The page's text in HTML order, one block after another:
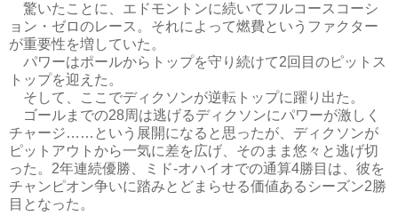
驚いたことに、エドモントンに続いてフルコースコーシ
ョン・ゼロのレース。それによって燃費というファクター
が重要性を増していた。
パワーはポールからトップを守り続けて2回目のピットス
トップを迎えた。
そして、ここでディクソンが逆転トップに躍り出た。
ゴールまでの28周は逃げるディクソンにパワーが激しく
チャージ……という展開になると思ったが、ディクソンが
ピットアウトから一気に差を広げ、そのまま悠々と逃げ切
った。2年連続優勝、ミド‐オハイオでの通算4勝目は、彼を
チャンピオン争いに踏みとどまらせる価値あるシーズン2勝
目となった。